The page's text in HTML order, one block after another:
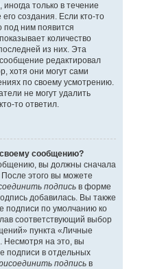
только в течение
создания. Если кто-то
под ним появится
количество
из них. Эта
редактировал
хотя они могут сами
по своему усмотрению.
не могут удалить
то ответил.
своему сообщению?
вы должны сначала
этого вы можете
подписьв форме
добавилась. Вы также
подписи по умолчанию ко
соответствующий выбор
пункта «Личные
Несмотря на это, вы
подписи в отдельных
подписьв